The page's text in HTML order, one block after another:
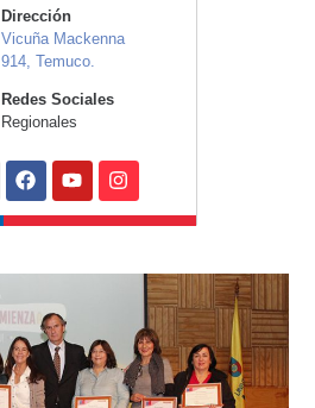
Dirección
Vicuña Mackenna
914, Temuco.
Redes Sociales
Regionales